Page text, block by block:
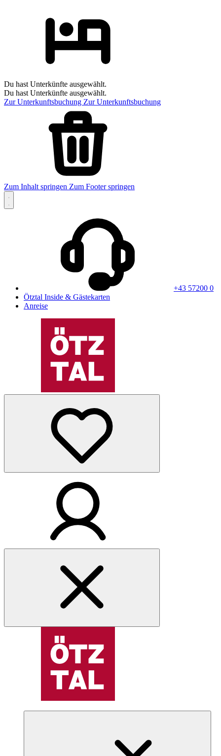
Du hast Unterkünfte ausgewählt.
Du hast Unterkünfte ausgewählt.
Zur Unterkunftsbuchung Zur Unterkunftsbuchung
Zum Inhalt springen Zum Footer springen
+43 57200 0
Ötztal Inside & Gästekarten
Anreise